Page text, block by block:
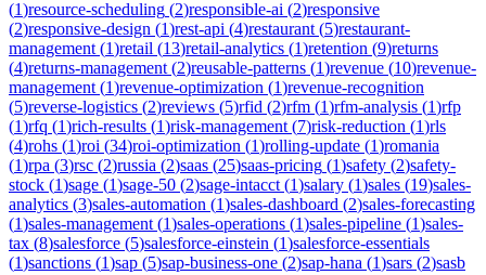
(1)resource-scheduling (2)responsible-ai (2)responsive
(2)responsive-design (1)rest-api (4)restaurant (5)restaurant-
management (1)retail (13)retail-analytics (1)retention (9)returns
(4)returns-management (2)reusable-patterns (1)revenue (10)revenue-
management (1)revenue-optimization (1)revenue-recognition
(5)reverse-logistics (2)reviews (5)rfid (2)rfm (1)rfm-analysis (1)rfp
(1)rfq (1)rich-results (1)risk-management (7)risk-reduction (1)rls
(4)rohs (1)roi (34)roi-optimization (1)rolling-update (1)romania
(1)rpa (3)rsc (2)russia (2)saas (25)saas-pricing (1)safety (2)safety-
stock (1)sage (1)sage-50 (2)sage-intacct (1)salary (1)sales (19)sales-
analytics (3)sales-automation (1)sales-dashboard (2)sales-forecasting
(1)sales-management (1)sales-operations (1)sales-pipeline (1)sales-
tax (8)salesforce (5)salesforce-einstein (1)salesforce-essentials
(1)sanctions (1)sap (5)sap-business-one (2)sap-hana (1)sars (2)sasb